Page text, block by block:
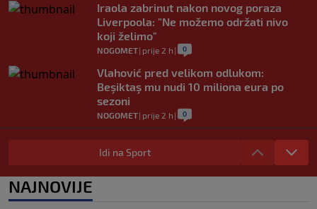
Iraola zabrinut nakon novog poraza
Liverpoola: "Ne možemo održati nivo
koji želimo"
NOGOMET| prije 2 h | 0
Vlahović pred velikom odlukom:
Beşiktaş mu nudi 10 miliona eura po
sezoni
NOGOMET| prije 2 h | 0
Kako je Gianni Infantino uspio uništiti
Mundijal: Od fudbala do Trumpa,
0
Idi na Sport
NAJNOVIJE